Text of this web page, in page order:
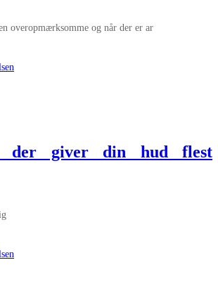
overopmærksomme og når der er ar
der giver din hud flest